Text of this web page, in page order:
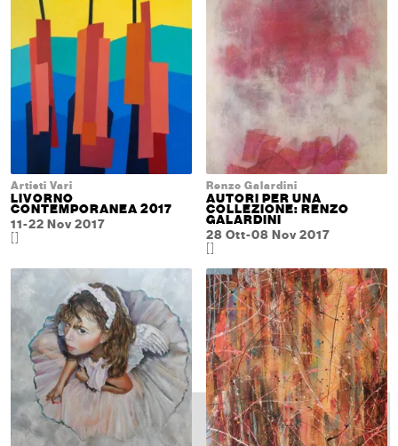
Artisti Vari
LIVORNO
CONTEMPORANEA 2017
11-22 Nov 2017
[]
Renzo Galardini
AUTORI PER UNA
COLLEZIONE: RENZO
GALARDINI
28 Ott-08 Nov 2017
[]